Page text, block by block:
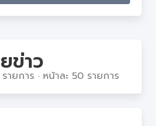
ข่าว
ายการ · หน้าละ 50 รายการ